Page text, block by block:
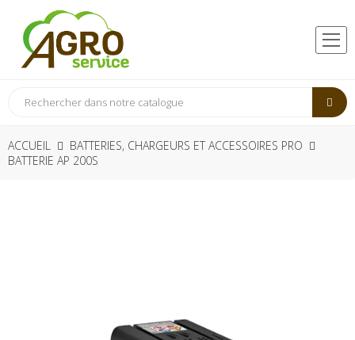
ACCUEIL
BATTERIES, CHARGEURS ET ACCESSOIRES PRO
BATTERIE AP 200S